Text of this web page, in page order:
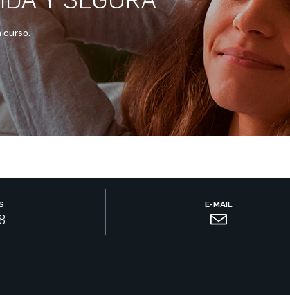
curso.
E-MAIL